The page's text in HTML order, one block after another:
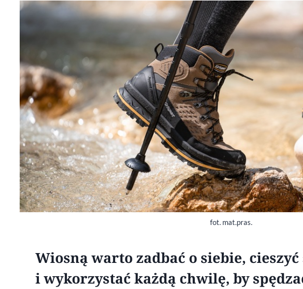
fot. mat.pras.
Wiosną warto zadbać o siebie,
i wykorzystać każdą chwilę, by